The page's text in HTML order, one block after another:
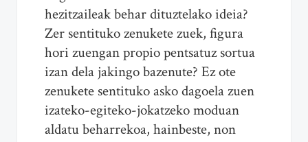
hezitzaileak behar dituztelako ideia?
Zer sentituko zenukete zuek, figura
hori zuengan propio pentsatuz sortua
izan dela jakingo bazenute? Ez ote
zenukete sentituko asko dagoela zuen
izateko-egiteko-jokatzeko moduan
aldatu beharrekoa, hainbeste, non